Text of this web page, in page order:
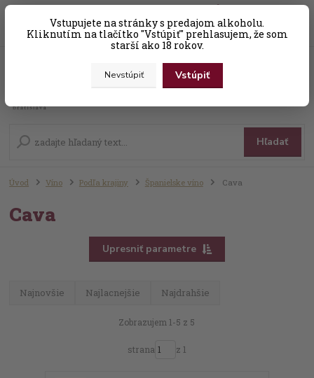
Vstupujete na stránky s predajom alkoholu.
Kliknutím na tlačítko "Vstúpiť" prehlasujem, že som
starší ako 18 rokov.
Nevstúpiť Vstúpiť
Hľadať
+421 (0) 31 56 25 377-8 za0,00 EUR
Úvod Víno Podľa krajiny Španielske víno Cava
Cava
Upresniť parametre
Najnovšie Najlacnejšie Najdrahšie
Zobrazujem 1-5 z 5
strana z 1